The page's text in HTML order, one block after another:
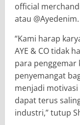
official
atau @Ayedenim.
“Kami harap
AYE & CO tidak
para penggemar
penyemangat
menjadi
dapat terus
industri,” tutup